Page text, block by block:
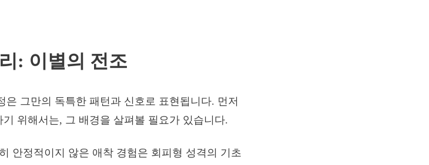
: 이별의 전조
그만의 독특한 패턴과 신호로 표현됩니다. 먼저
위해서는, 그 배경을 살펴볼 필요가 있습니다.
안정적이지 않은 애착 경험은 회피형 성격의 기초